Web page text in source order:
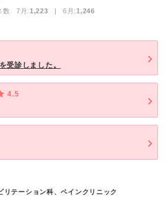
数 7月:1,223 | 6月:1,246
受診しました。
4.5
リテーション科、ペインクリニック